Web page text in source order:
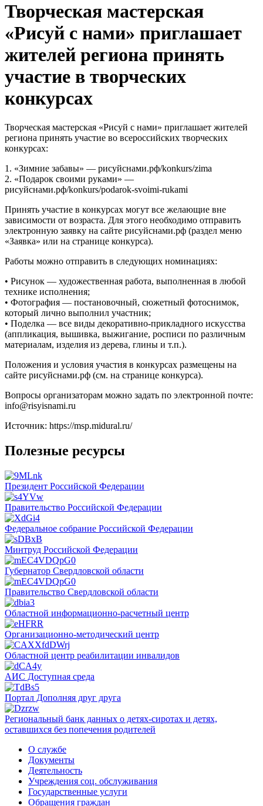
Творческая мастерская
«Рисуй с нами» приглашает
жителей региона принять
участие в творческих
конкурсах
Творческая мастерская «Рисуй с нами» приглашает жителей
региона принять участие во всероссийских творческих
конкурсах:
1. «Зимние забавы» — рисуйснами.рф/konkurs/zima
2. «Подарок своими руками» —
рисуйснами.рф/konkurs/podarok-svoimi-rukami
Принять участие в конкурсах могут все желающие вне
зависимости от возраста. Для этого необходимо отправить
электронную заявку на сайте рисуйснами.рф (раздел меню
«Заявка» или на странице конкурса).
Работы можно отправить в следующих номинациях:
• Рисунок — художественная работа, выполненная в любой
технике исполнения;
• Фотография — постановочный, сюжетный фотоснимок,
который лично выполнил участник;
• Поделка — все виды декоративно-прикладного искусства
(аппликация, вышивка, выжигание, росписи по различным
материалам, изделия из дерева, глины и т.п.).
Положения и условия участия в конкурсах размещены на
сайте рисуйснами.рф (см. на странице конкурса).
Вопросы организаторам можно задать по электронной почте:
info@risyisnami.ru
Источник: https://msp.midural.ru/
Полезные ресурсы
Президент Российской Федерации
Правительство Российской Федерации
Федеральное собрание Российской Федерации
Минтруд Российской Федерации
Губернатор Свердловской области
Правительство Свердловской области
Областной информационно-расчетный центр
Организационно-методический центр
Областной центр реабилитации инвалидов
АИС Доступная среда
Портал Дополняя друг друга
Региональный банк данных о детях-сиротах и детях,
оставшихся без попечения родителей
О службе
Документы
Деятельность
Учреждения соц. обслуживания
Государственные услуги
Обращения граждан